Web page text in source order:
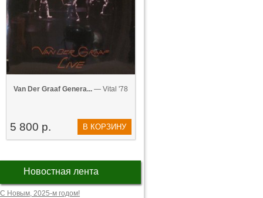
Van Der Graaf Genera... — Vital '78
5 800 р. В КОРЗИНУ
Новостная лента
С Новым, 2025-м годом!